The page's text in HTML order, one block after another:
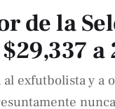
de la
al exfutbolista y